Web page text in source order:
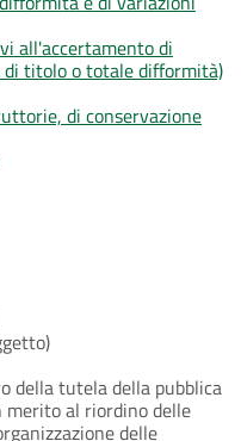
all'accertamento di
di titolo o totale difformità)
di conservazione
della tutela della pubblica
al riordino delle
delle